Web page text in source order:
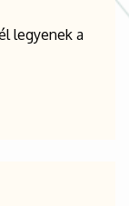
legyenek a